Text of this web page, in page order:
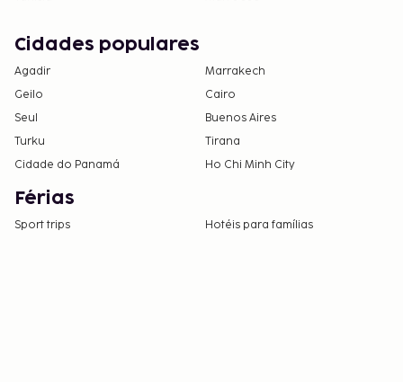
Cidades populares
Agadir
Marrakech
Geilo
Cairo
Seul
Buenos Aires
Turku
Tirana
Cidade do Panamá
Ho Chi Minh City
Férias
Sport trips Hotéis para famílias